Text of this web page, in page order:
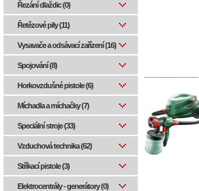
Řezání dlaždic (0)
Řetězové pily (11)
Vysavače a odsávací zařízení (16)
Spojování (8)
Horkovzdušné pistole (6)
Míchadla a míchačky (7)
Speciální stroje (33)
Vzduchová technika (62)
Stříkací pistole (3)
Elektrocentrály - generátory (0)